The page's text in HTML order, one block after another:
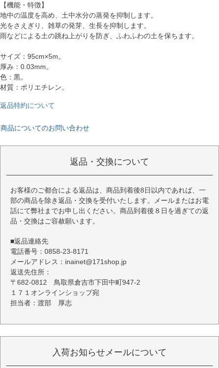
【機能・特徴】
地中の温度を高め、土中水分の蒸発を抑制します。
光をさえぎり、雑草の発芽、生長を抑制します。
雨などによる土の跳ね上がりを防ぎ、ふわふわの土を保ちます。
サイズ：95cm×5m。
厚み：0.03mm。
色：黒。
材質：ポリエチレン。
返品特約について
商品についてのお問い合わせ
返品・交換について
お客様のご都合による返品は、商品到着後8日以内であれば、一
部の商品を除き返品・交換を受付いたします。メールまたはお電
話にて弊社までお申し出ください。商品到着後８日を過ぎての返
品・交換はご容赦願います。
■返品連絡先
電話番号：0858-23-8171
メールアドレス：inainet@171shop.jp
返送先住所：
〒682-0812 鳥取県倉吉市下田中町947-2
１７１オンラインショップ宛
担当者：渡部 厚志
入荷お知らせメールについて